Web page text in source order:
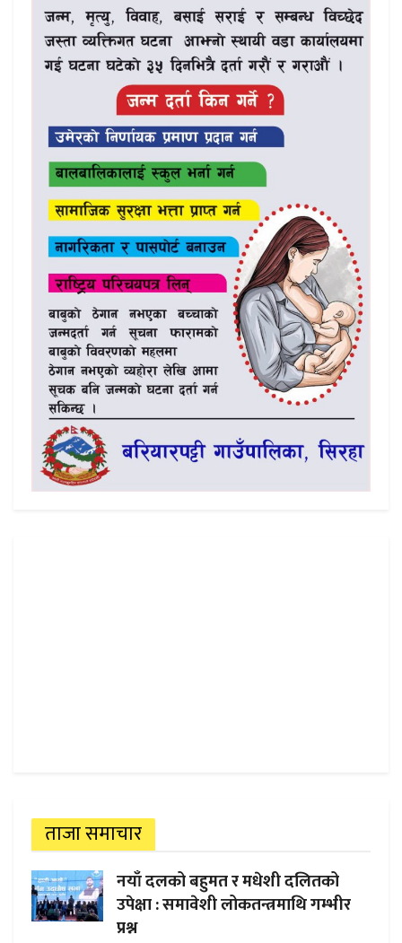
ताजा समाचार
नयाँ दलको बहुमत र मधेशी दलितको
उपेक्षा : समावेशी लोकतन्त्रमाथि गम्भीर
प्रश्न